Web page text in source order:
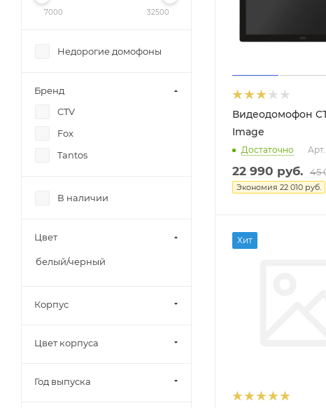
Видеодомофон
Image
Достаточно
22 990 руб. 45
Экономия 22 010 руб.
Хит
7000 32500
Недорогие домофоны
Бренд
CTV
Fox
Tantos
В наличии
Цвет
белый/черный
Корпус
Цвет корпуса
Год выпуска